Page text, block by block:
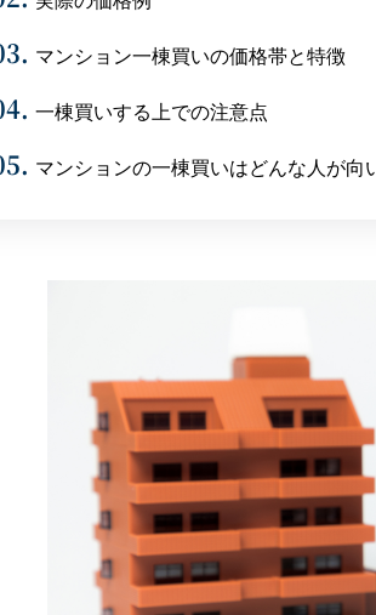
マンション一棟買いの価格帯と特徴
一棟買いする上での注意点
マンションの一棟買いはどんな人が向